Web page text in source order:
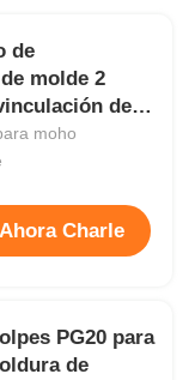
de
molde 2
de
de
moho
Ahora Charle
PG20 para
de